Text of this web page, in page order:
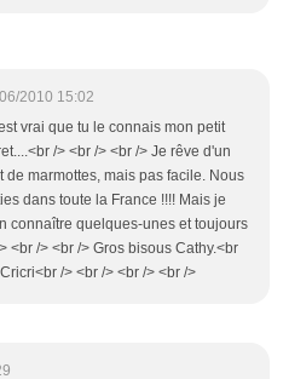
2010 15:02
vrai que tu le connais mon petit
/> <br /> <br /> Je rêve d'un
de marmottes, mais pas facile. Nous
dans toute la France !!!! Mais je
connaître quelques-unes et toujours
<br /> <br /> Gros bisous Cathy.<br
/> <br /> <br /> <br />